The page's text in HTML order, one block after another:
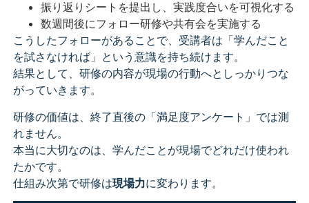
振り返りシートを提出し、実践度合いを可視化する
数週間後にフォロー研修や共有会を実施する
こうしたフォローがあることで、受講者は「学んだこと
を試さなければ」という意識を持ち続けます。
結果として、研修の内容が現場の行動へとしっかりつな
がっていきます。
研修の価値は、終了直後の「満足度アンケート」では測
れません。
本当に大切なのは、学んだことが現場でどれだけ使われ
たかです。
仕組み次第で研修は現場力に変わります。